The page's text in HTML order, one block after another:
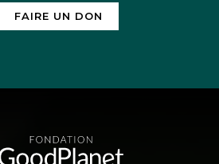
c’est une
la
FAIRE UN DON